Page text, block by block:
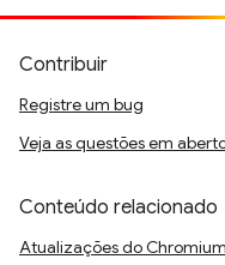
Contribuir
Registre um bug
Veja as questões em
Conteúdo relacionado
Atualizações do Chromium